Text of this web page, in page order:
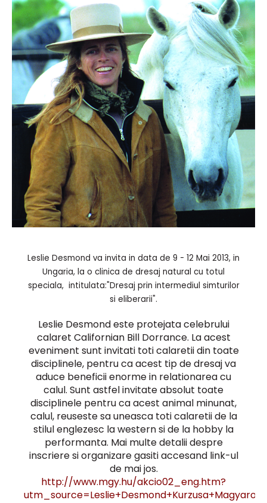
Leslie Desmond va invita in data de 9 - 12 Mai 2013, in
Ungaria, la o clinica de dresaj natural cu totul
speciala, intitulata:"Dresaj prin intermediul simturilor
si eliberarii".
Leslie Desmond este protejata celebrului
calaret Californian Bill Dorrance. La acest
eveniment sunt invitati toti calaretii din toate
disciplinele, pentru ca acest tip de dresaj va
aduce beneficii enorme in relationarea cu
calul. Sunt astfel invitate absolut toate
disciplinele pentru ca acest animal minunat,
calul, reuseste sa uneasca toti calaretii de la
stilul englezesc la western si de la hobby la
performanta. Mai multe detalii despre
inscriere si organizare gasiti accesand link-ul
de mai jos.
http://www.mgy.hu/akcio02_eng.htm?